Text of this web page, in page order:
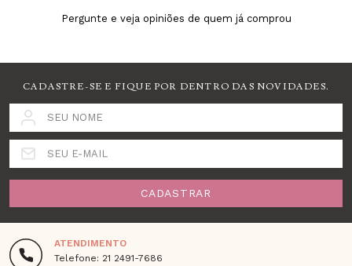
Pergunte e veja opiniões de quem já comprou
CADASTRE-SE E FIQUE POR DENTRO DAS NOVIDADES.
SEU NOME
SEU E-MAIL
CADASTRAR
ATENDIMENTO
Telefone: 21 2491-7686